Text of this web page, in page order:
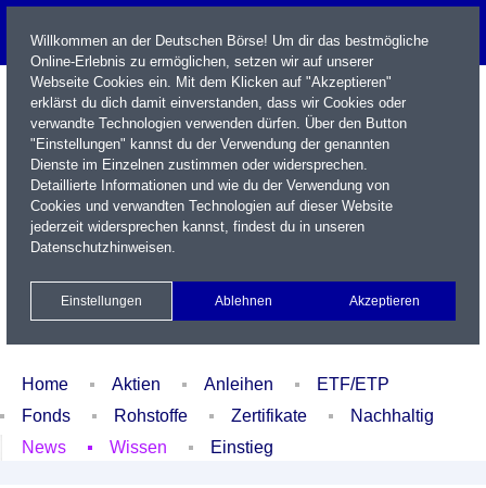
Name / WKN / ISIN / Kürzel
Xetra Realtime
Watchlist Portfolio Login
Home Aktien Anleihen
ETF/ETP
Fonds
Rohstoffe Zertifikate
Nachhaltig
News
Wissen Einstieg
Willkommen an der Deutschen Börse! Um dir das bestmögliche
Online-Erlebnis zu ermöglichen, setzen wir auf unserer
Webseite Cookies ein. Mit dem Klicken auf "Akzeptieren"
erklärst du dich damit einverstanden, dass wir Cookies oder
verwandte Technologien verwenden dürfen. Über den Button
"Einstellungen" kannst du der Verwendung der genannten
Dienste im Einzelnen zustimmen oder widersprechen.
Detaillierte Informationen und wie du der Verwendung von
Cookies und verwandten Technologien auf dieser Website
jederzeit widersprechen kannst, findest du in unseren
Datenschutzhinweisen.
Einstellungen Ablehnen Akzeptieren